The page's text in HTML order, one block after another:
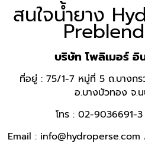
สนใจน้ำยาง
บริษัท โพลิเมอร์ อิ
ที่อยู่ : 75/1-7 หมู่ที่ 5 ถ.บางก
อ.บางบัวทอง จ.น
โทร : 02-9036691-
Email :